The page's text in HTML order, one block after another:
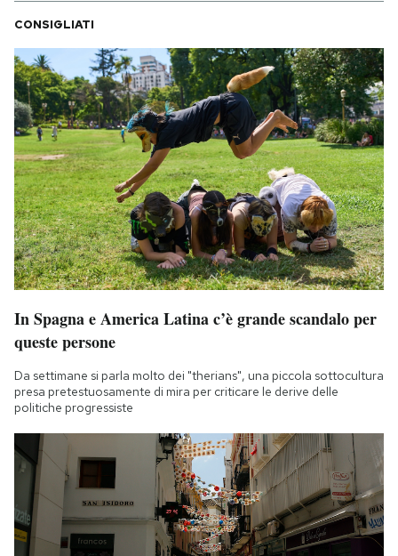
CONSIGLIATI
In Spagna e America Latina c’è grande scandalo per
queste persone
Da settimane si parla molto dei "therians", una piccola sottocultura
presa pretestuosamente di mira per criticare le derive delle
politiche progressiste